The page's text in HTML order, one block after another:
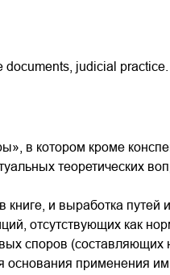
judicial practice.
в котором кроме
теоретических
книге, и выработка путей
отсутствующих как
споров (составляющих
применения